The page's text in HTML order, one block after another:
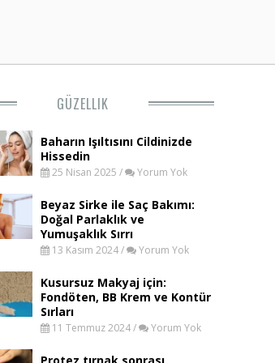
GÜZELLIK
Baharın Işıltısını Cildinizde
Hissedin
25 Nisan 2025 / Yorum Yok
Beyaz Sirke ile Saç Bakımı:
Doğal Parlaklık ve
Yumuşaklık Sırrı
13 Kasım 2024 / Yorum Yok
Kusursuz Makyaj için:
Fondöten, BB Krem ve Kontür
Sırları
11 Temmuz 2024 / Yorum Yok